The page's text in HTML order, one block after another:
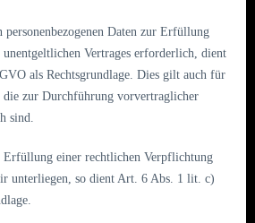
Daten zur Erfüllung
unentgeltlichen Vertrages erforderlich, dient
als Rechtsgrundlage. Dies gilt auch für
die zur Durchführung vorvertraglicher
sind.
Erfüllung einer rechtlichen Verpflichtung
unterliegen, so dient Art. 6 Abs. 1 lit. c)